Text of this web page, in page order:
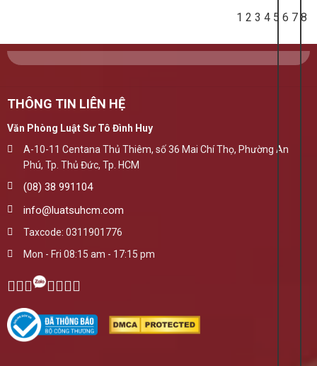
1 2 3 4 5 6 7 8
THÔNG TIN LIÊN HỆ
Văn Phòng Luật Sư Tô Đình Huy
A-10-11 Centana Thủ Thiêm, số 36 Mai Chí Thọ, Phường An
Phú, Tp. Thủ Đức, Tp. HCM
(08) 38 991104
info@luatsuhcm.com
Taxcode: 0311901776
Mon - Fri 08:15 am - 17:15 pm